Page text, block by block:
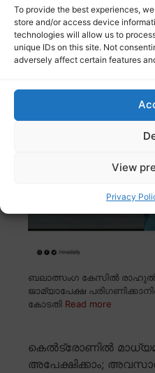
To provide the best experiences,
store and/or access device
technologies will allow us to
unique IDs on this site. Not
adversely affect certain features
View
Privacy
പെൻഷൻ നേരത്തെ
തീരുമാനിച്ചു.Read more
രാഹുൽ
ബലാത്സംഗ കേസിൽ രാഹുൽ
ജാമ്യാപേക്ഷ
കോടതി Read more
കെൽട്രോണിൽ
അപേക്ഷിക്കാം;